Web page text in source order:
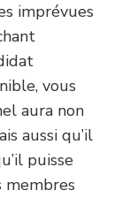
imprévues
vous
aura non
aussi qu’il
puisse
membres